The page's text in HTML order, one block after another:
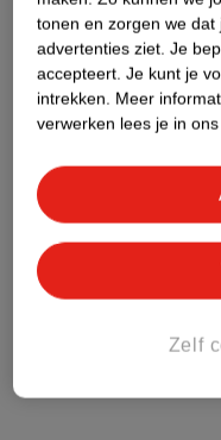
Dit
Bestel &
Bekijk ook
tonen en zorgen we
advertenties ziet. Je
accepteert. Je kunt je
intrekken. Meer
verwerken lees je in ons
Zelf